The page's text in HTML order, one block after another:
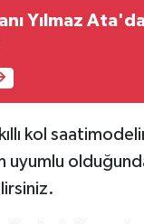
Yılmaz
kol